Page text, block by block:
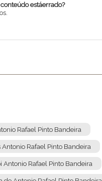
estáerrado?
Rafael Pinto Bandeira
Rafael Pinto Bandeira
Antonio Rafael Pinto Bandeira